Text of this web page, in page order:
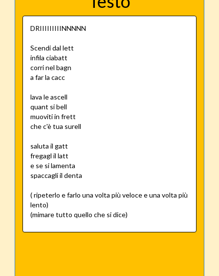
DRIIIIIIIIINNNNN
Scendi dal lett
infila ciabatt
corri nel bagn
a far la cacc
lava le ascell
quant si bell
muoviti in frett
che c'è tua surell
saluta il gatt
fregagl il latt
e se si lamenta
spaccagli il denta
( ripeterlo e farlo una volta più veloce e una volta più
lento)
(mimare tutto quello che si dice)